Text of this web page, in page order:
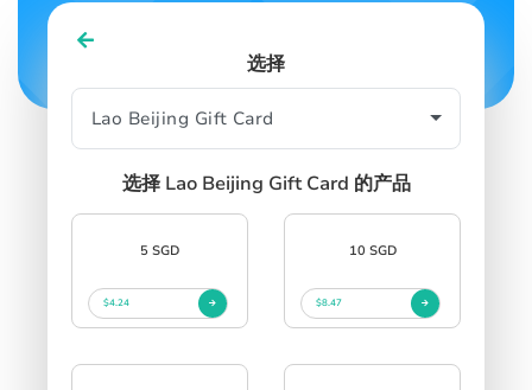
中文
SIGN INSIGN UP
选择
选择 Lao Beijing Gift Card 的产品
5 SGD
$4.24
10 SGD
$8.47